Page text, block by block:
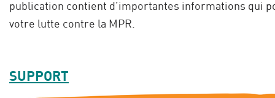
publication contient d’importantes informations qui
votre lutte contre la MPR.
SUPPORT